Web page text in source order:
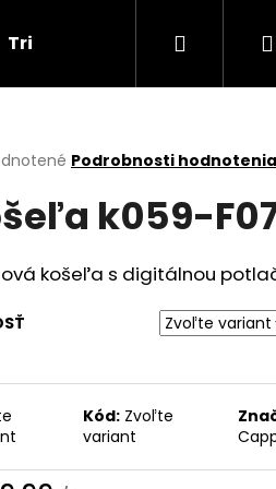
Tričká Darčekové
Hľadať
Podrobnosti hodnotenia
k059-
košeľa s digitálnou
Kód: Zvoľte
variant